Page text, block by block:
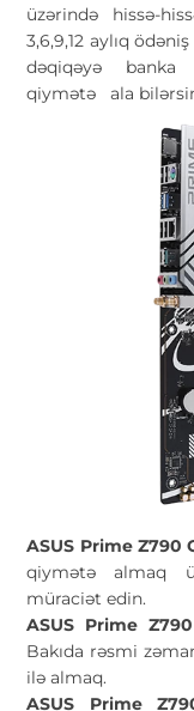
üzərində hissə-
3,6,9,12 aylıq
dəqiqəyə
qiymətə
ala
ASUS Prime Z790
qiymətə almaq
müraciət edin.
ASUS Prime
Bakıda rəsmi
ilə almaq.
ASUS Prime